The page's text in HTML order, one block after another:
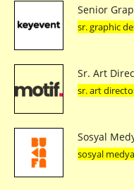
Senior
sr. graphic
Sr. Art
sr. art
Sosyal
sosyal